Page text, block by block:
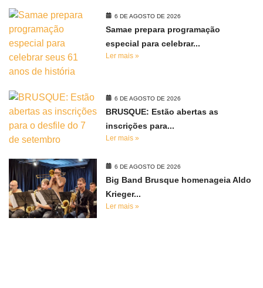
6 DE AGOSTO DE 2026
Samae prepara programação
especial para celebrar...
Ler mais »
6 DE AGOSTO DE 2026
BRUSQUE: Estão abertas as
inscrições para...
Ler mais »
6 DE AGOSTO DE 2026
Big Band Brusque homenageia Aldo
Krieger...
Ler mais »